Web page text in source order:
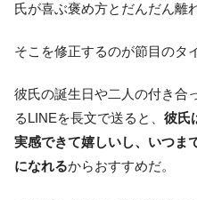
氏が喜ぶ褒め方とだんだん離
そこを修正するのが節目のタ
彼氏の誕生日や二人の付き合
るLINEを長文で送ると、 彼氏
実感できて嬉しいし、いつま
になれるからおすすめだ。